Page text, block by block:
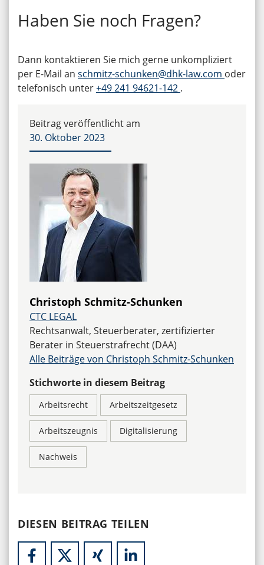
Haben Sie noch Fragen?
Dann kontaktieren Sie mich gerne unkompliziert
per E-Mail an schmitz-schunken@dhk-law.com oder
telefonisch unter+49 241 94621-142 .
Beitrag veröffentlicht am
30. Oktober 2023
Christoph Schmitz-Schunken
CTC LEGAL
Rechtsanwalt, Steuerberater, zertifizierter
Berater in Steuerstrafrecht (DAA)
Alle Beiträge von Christoph Schmitz-Schunken
Stichworte in diesem Beitrag
Arbeitsrecht Arbeitszeitgesetz
Arbeitszeugnis Digitalisierung
Nachweis
DIESEN BEITRAG TEILEN